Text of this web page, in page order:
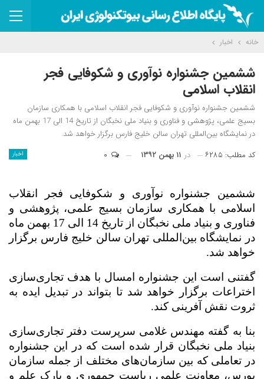
خانه اخبار
ششمین جشنواره نوآوری و شکوفایی فجر
انقلاب اسلامی
ششمین جشنواره نوآوری و شکوفایی فجر انقلاب اسلامی با همکاری سازمان
بسیج علمی، پژوهشی و فناوری و بنیاد ملی نخبگان از تاریخ 14 الی 17 بهمن ماه
در نمایشگاه بین‌المللی تهران سالن خلیج فارس برگزار خواهد شد.
اخبار کد مطلب: ۶۲۸۵ در ۱۱ بهمن ۱۳۹۲
ششمین جشنواره نوآوری و شکوفایی فجر انقلاب
اسلامی با همکاری سازمان بسیج علمی، پژوهشی و
فناوری و بنیاد ملی نخبگان از تاریخ 14 الی 17 بهمن ماه
در نمایشگاه بین‌المللی تهران سالن خلیج فارس برگزار
خواهد شد.
گفتنی است این جشنواره امسال با هدف تجاری‌سازی
اختراعات برگزار خواهد شد تا بتواند در تبدیل ایده به
ثروت نقش آفرینی کند.
بنا به گفته مهندس غلامی سرپرست دفتر تجاری‌سازی
بنیاد ملی نخبگان قرار شده است که در این جشنواره
در تعاملی که بین سازمان‌های مختلف از جمله سازمان
بورس، معاونت علمی ریاست جمهوری و پارک علم و